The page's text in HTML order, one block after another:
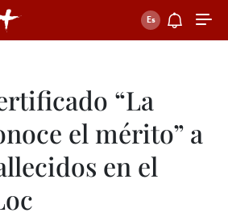
“La
el mérito” a
en el